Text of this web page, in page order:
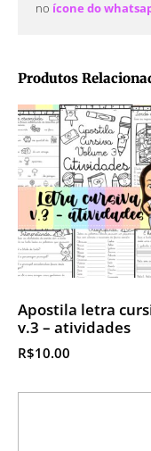
Produtos
Apostila letra
v.3 – atividades
R$10.00
no ícone do